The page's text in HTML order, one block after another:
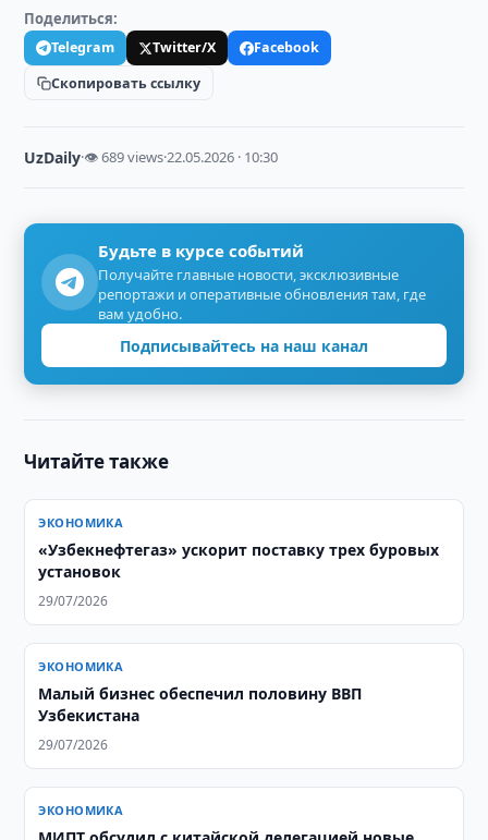
Поделиться:
Telegram Twitter/X
Facebook
Скопировать ссылку
UzDaily·👁 689 views·22.05.2026 · 10:30
Будьте в курсе событий
Получайте главные новости, эксклюзивные
репортажи и оперативные обновления там, где
вам удобно.
Подписывайтесь на наш канал
Читайте также
ЭКОНОМИКА
«Узбекнефтегаз» ускорит поставку трех буровых
установок
29/07/2026
ЭКОНОМИКА
Малый бизнес обеспечил половину ВВП
Узбекистана
29/07/2026
ЭКОНОМИКА